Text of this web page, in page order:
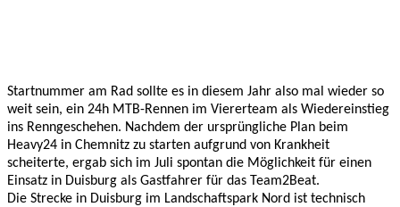
Startnummer am Rad sollte es in diesem Jahr also mal wieder so
weit sein, ein 24h MTB-Rennen im Viererteam als Wiedereinstieg
ins Renngeschehen. Nachdem der ursprüngliche Plan beim
Heavy24 in Chemnitz zu starten aufgrund von Krankheit
scheiterte, ergab sich im Juli spontan die Möglichkeit für einen
Einsatz in Duisburg als Gastfahrer für das Team2Beat.
Die Strecke in Duisburg im Landschaftspark Nord ist technisch